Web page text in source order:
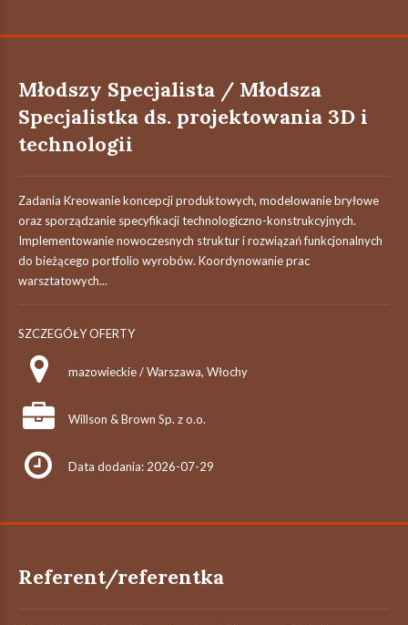
Młodszy Specjalista / Młodsza
Specjalistka ds. projektowania 3D i
technologii
Zadania Kreowanie koncepcji produktowych, modelowanie bryłowe
oraz sporządzanie specyfikacji technologiczno-konstrukcyjnych.
Implementowanie nowoczesnych struktur i rozwiązań funkcjonalnych
do bieżącego portfolio wyrobów. Koordynowanie prac
warsztatowych...
SZCZEGÓŁY OFERTY
mazowieckie / Warszawa, Włochy
Willson & Brown Sp. z o.o.
Data dodania: 2026-07-29
Referent/referentka